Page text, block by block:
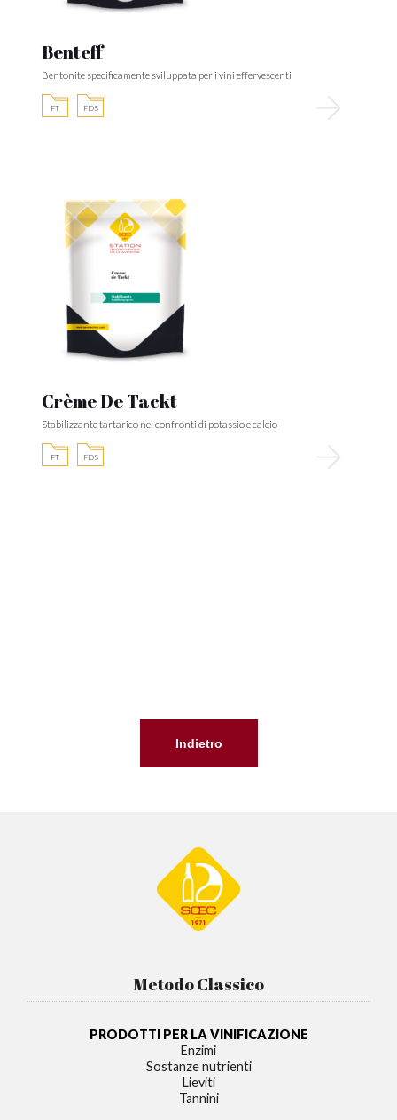
Benteff
Bentonite specificamente sviluppata per i vini effervescenti
FT FDS
Crème De Tackt
Stabilizzante tartarico nei confronti di potassio e calcio
FT FDS
Indietro
Metodo Classico
PRODOTTI PER LA VINIFICAZIONE
Enzimi
Sostanze nutrienti
Lieviti
Tannini